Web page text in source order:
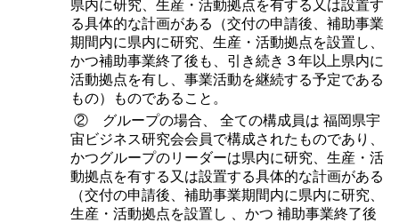
県内に研究、生産・活動拠点を有する又は設置す
る具体的な計画がある（交付の申請後、補助事業
期間内に県内に研究、生産・活動拠点を設置し、
かつ補助事業終了後も、引き続き３年以上県内に
活動拠点を有し、事業活動を継続する予定である
もの）ものであること。
② グループの場合、 全ての構成員は 福岡県宇
宙ビジネス研究会会員で構成されたものであり、
かつグループのリーダーは県内に研究、生産・活
動拠点を有する又は設置する具体的な計画がある
（交付の申請後、補助事業期間内に県内に研究、
生産・活動拠点を設置し 、かつ 補助事業終了後